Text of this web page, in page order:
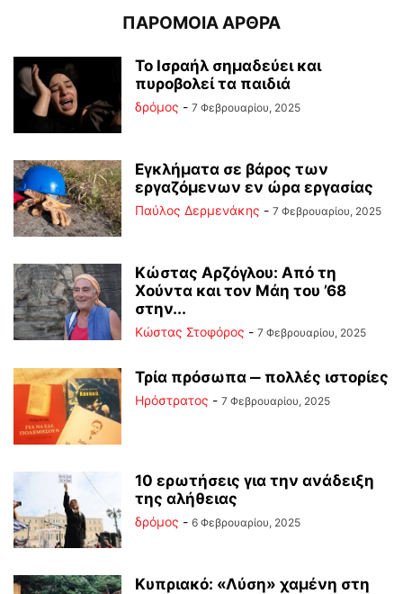
ΠΑΡΟΜΟΙΑ ΑΡΘΡΑ
Το Ισραήλ σημαδεύει και
πυροβολεί τα παιδιά
δρόμος - 7 Φεβρουαρίου, 2025
Εγκλήματα σε βάρος των
εργαζόμενων εν ώρα εργασίας
Παύλος Δερμενάκης - 7 Φεβρουαρίου, 2025
Κώστας Αρζόγλου: Από τη
Χούντα και τον Μάη του ’68
στην...
Κώστας Στοφόρος - 7 Φεβρουαρίου, 2025
Τρία πρόσωπα ‒ πολλές ιστορίες
Ηρόστρατος - 7 Φεβρουαρίου, 2025
10 ερωτήσεις για την ανάδειξη
της αλήθειας
δρόμος - 6 Φεβρουαρίου, 2025
Κυπριακό: «Λύση» χαμένη στη